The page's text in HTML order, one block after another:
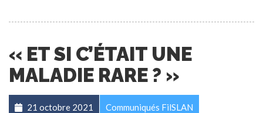
« ET SI C’ÉTAIT UNE
MALADIE RARE ? »
21 octobre 2021 Communiqués FilSLAN